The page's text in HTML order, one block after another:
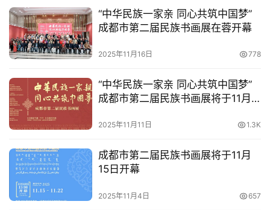
“中华民族一家亲 同心共筑中国梦”
成都市第二届民族书画展在蓉开幕
2025年11月16日 778
“中华民族一家亲 同心共筑中国梦”
成都市第二届民族书画展将于11月
2025年11月11日 1.3K
成都市第二届民族书画展将于11月
15日开幕
2025年11月4日 657